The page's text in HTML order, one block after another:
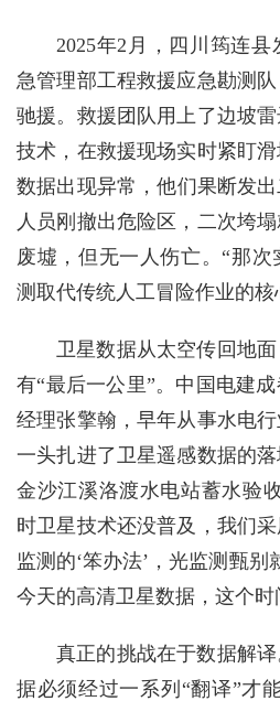
2025年2月，四川筠连
急管理部工程救援应急勘测
驰援。救援团队用上了边坡
技术，在救援现场实时紧盯
数据出现异常，他们果断发
人员刚撤出危险区，二次垮
废墟，但无一人伤亡。“那
测取代传统人工冒险作业的核
卫星数据从太空传回地
有“最后一公里”。中国电建
经理张擎翰，早年从事水电
一头扎进了卫星遥感数据的
金沙江溪洛渡水电站蓄水验
时卫星技术还没普及，我们采
监测的‘笨办法’，光监测甄
今天的高清卫星数据，这个
真正的挑战在于数据解
据必须经过一系列“翻译”才